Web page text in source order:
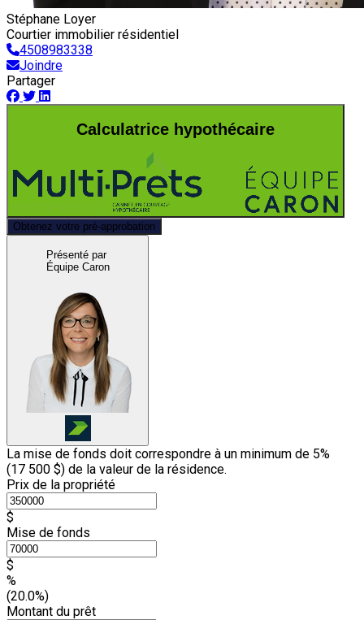
Stéphane Loyer
Courtier immobilier résidentiel
4508983338
Joindre
Partager
Calculatrice hypothécaire
Obtenez votre pré-approbation
Présenté par
Équipe Caron
La mise de fonds doit correspondre à un minimum de 5%
(17 500 $) de la valeur de la résidence.
Prix de la propriété
$
Mise de fonds
$
%
(20.0%)
Montant du prêt